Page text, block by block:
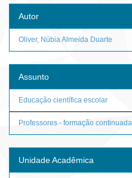
Autor
Oliver, Núbia Almeida Duarte
Assunto
Educação científica escolar
Professores - formação continuada
Unidade Acadêmica